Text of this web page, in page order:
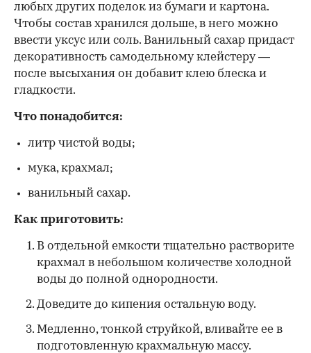
любых других поделок из бумаги и картона.
Чтобы состав хранился дольше, в него можно
ввести уксус или соль. Ванильный сахар придаст
декоративность самодельному клейстеру —
после высыхания он добавит клею блеска и
гладкости.
Что понадобится:
литр чистой воды;
мука, крахмал;
ванильный сахар.
Как приготовить:
В отдельной емкости тщательно растворите
крахмал в небольшом количестве холодной
воды до полной однородности.
Доведите до кипения остальную воду.
Медленно, тонкой струйкой, вливайте ее в
подготовленную крахмальную массу.